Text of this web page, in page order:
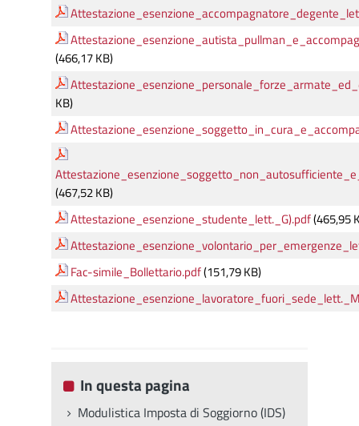
(466,17 KB)
KB)
(467,52 KB)
Attestazione_esenzione_studente_lett._G).pdf(465,95
Fac-simile_Bollettario.pdf(151,79 KB)
In questa pagina
Modulistica Imposta di Soggiorno (IDS)